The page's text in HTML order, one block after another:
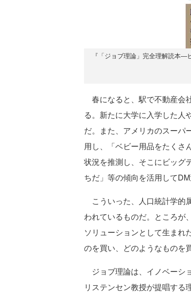
『「ジョブ理論」完全理解読本
春になると、駅で不動産会
る。新たに大学に入学した人
だ。また、アメリカのスーパ
用し、「ベビー用品をたくさ
状況を推測し、そこにビッグ
ちだ」等の傾向を活用してDM
こういった、人口統計学的
われているものだ。ところが
ソリューションとして生まれ
のを買い、どのようなものを
ジョブ理論は、イノベーシ
リステンセン教授が提唱する